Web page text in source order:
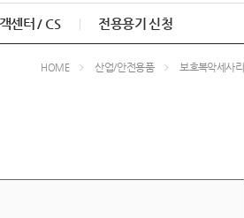
센터 / CS 전용용기 신청
HOME 산업/안전용품 보호복악세사리